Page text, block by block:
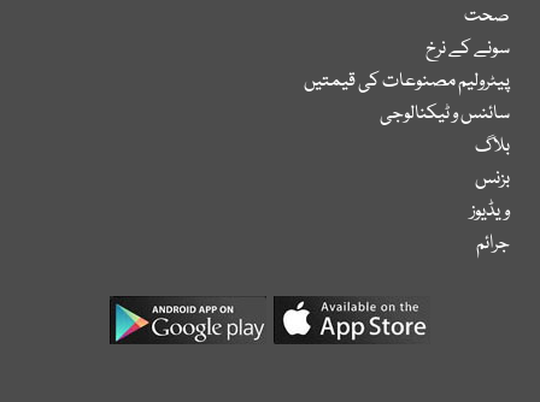
صحت
سونے کے نرخ
پیٹرولیم مصنوعات کی قیمتیں
سائنس و ٹیکنالوجی
بلاگ
بزنس
ویڈیوز
جرائم